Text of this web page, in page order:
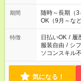
～20:00(実働
以外パターン
期間
随時～長期（
OK（9月～など
特徴 日払いOK / 履
服装自由 / シ
ソコンスキル
気になる！